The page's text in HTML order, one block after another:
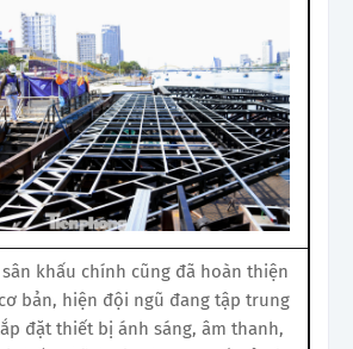
khấu chính cũng đã hoàn thiện
bản, hiện đội ngũ đang tập trung
đặt thiết bị ánh sáng, âm thanh,